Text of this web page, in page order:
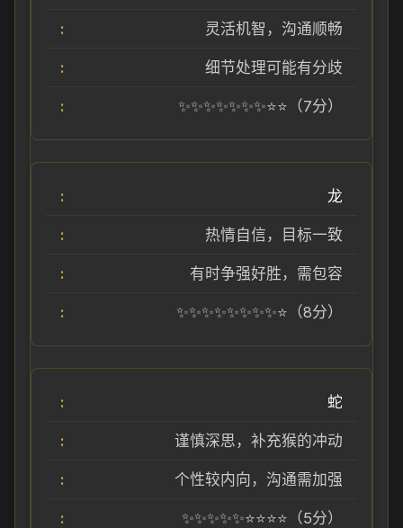
灵活机智，沟通顺畅
细节处理可能有分歧
✨✨✨✨✨✨✨⭐⭐（7分）
龙
热情自信，目标一致
有时争强好胜，需包容
✨✨✨✨✨✨✨✨⭐（8分）
蛇
谨慎深思，补充猴的冲动
个性较内向，沟通需加强
✨✨✨✨✨⭐⭐⭐⭐（5分）